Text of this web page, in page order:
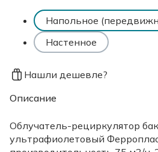
Напольное
Настенное
Нашли дешевле?
Описание
Облучатель-рециркулятор
ультрафиолетовый